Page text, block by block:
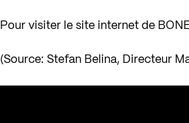
Pour visiter le site internet de
(Source: Stefan Belina, Directeur